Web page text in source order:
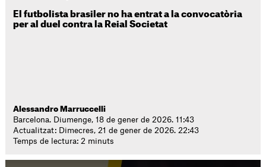
El futbolista brasiler no ha entrat a la convocatòria
per al duel contra la Reial Societat
Alessandro Marruccelli
Barcelona. Diumenge, 18 de gener de 2026. 11:43
Actualitzat: Dimecres, 21 de gener de 2026. 22:43
Temps de lectura: 2 minuts